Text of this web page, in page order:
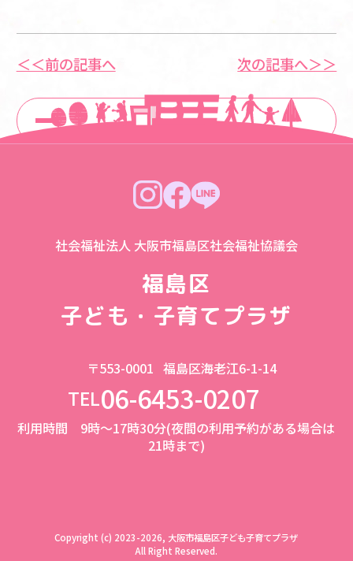
＜＜前の記事へ
一覧に戻る
次の記事へ＞＞
社会福祉法人 大阪市福島区社会福祉協議会
福島区
子ども・子育てプラザ
〒553-0001 福島区海老江6-1-14
TEL06-6453-0207
利用時間 9時～17時30分(夜間の利用予約がある場合は
21時まで)
Copyright (c) 2023-2026, 大阪市福島区子ども子育てプラザ
All Right Reserved.